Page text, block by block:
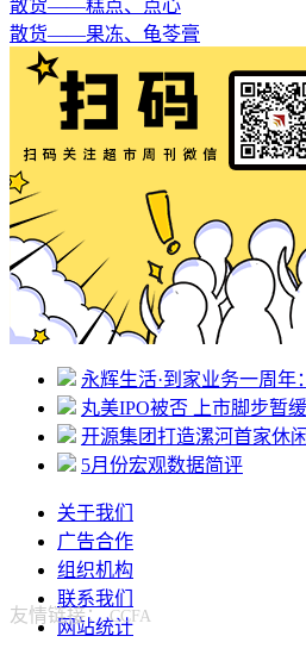
散货——糕点、点心
散货——果冻、龟苓膏
永辉生活·到家业务一周年
丸美IPO被否 上市脚步暂缓
开源集团打造漯河首家休
5月份宏观数据简评
关于我们
广告合作
组织机构
联系我们
网站统计
友情链接： CCFA